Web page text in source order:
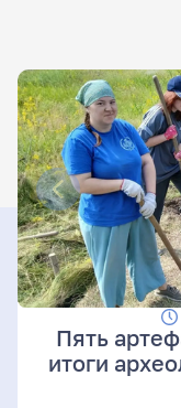
Пять
итоги